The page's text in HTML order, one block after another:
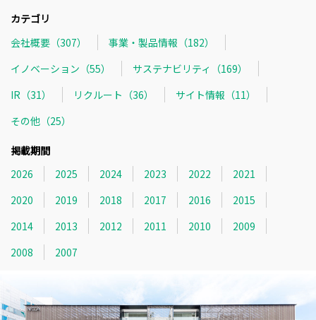
カテゴリ
会社概要（307）
事業・製品情報（182）
イノベーション（55）
サステナビリティ（169）
IR（31）
リクルート（36）
サイト情報（11）
その他（25）
掲載期間
2026
2025 2024 2023 2022
2021
2020
2019 2018 2017 2016
2015
2014
2013 2012 2011 2010
2009
2008
2007